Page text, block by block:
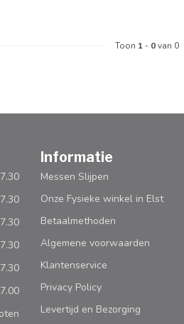
Toon 1 - 0van 0
Informatie
Messen Slijpen
Onze Fysieke winkel in Elst
Betaalmethoden
Algemene voorwaarden
Klantenservice
Privacy Policy
Levertijd en Bezorging